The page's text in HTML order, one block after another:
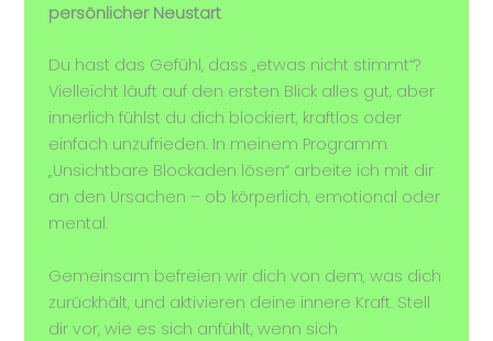
persönlicher Neustart
Du hast das Gefühl, dass „etwas nicht stimmt“?
Vielleicht läuft auf den ersten Blick alles gut, aber
innerlich fühlst du dich blockiert, kraftlos oder
einfach unzufrieden. In meinem Programm
„Unsichtbare Blockaden lösen“ arbeite ich mit dir
an den Ursachen – ob körperlich, emotional oder
mental.
Gemeinsam befreien wir dich von dem, was dich
zurückhält, und aktivieren deine innere Kraft. Stell
dir vor, wie es sich anfühlt, wenn sich